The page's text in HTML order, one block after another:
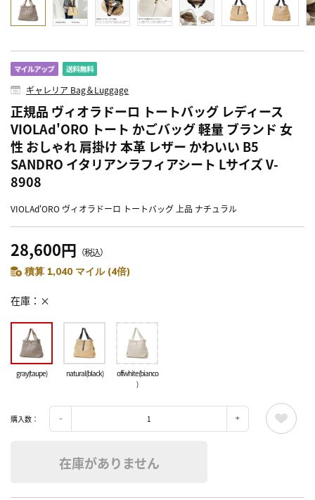
ギャレリア Bag＆Luggage
正規品 ヴィオラドーロ トートバッグ レディース
VIOLAd'ORO トート かごバッグ 軽量 ブランド 女
性 おしゃれ 肩掛け 本革 レザー かわいい B5
SANDRO イタリアンラフィアシート Lサイズ V-
8908
VIOLAd'ORO ヴィオラドーロ トートバッグ 上品 ナチュラル
28,600円 （税込）
積算 1,040 マイル (4倍)
在庫 ×
gray(taupe) natural(black)
offwhite(bianco
)
購入数：
在庫がありません